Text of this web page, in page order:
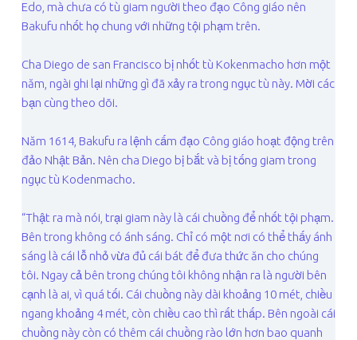
Edo, mà chưa có tù giam người theo đạo Công giáo nên
Bakufu nhốt họ chung với những tội phạm trên.
Cha Diego de san Francisco bị nhốt tù Kokenmacho hơn một
năm, ngài ghi lại những gì đã xảy ra trong ngục tù này. Mời các
bạn cùng theo dõi.
Năm 1614, Bakufu ra lệnh cấm đạo Công giáo hoạt động trên
đảo Nhật Bản. Nên cha Diego bị bắt và bị tống giam trong
ngục tù Kodenmacho.
“Thật ra mà nói, trại giam này là cái chuồng để nhốt tội phạm.
Bên trong không có ánh sáng. Chỉ có một nơi có thể thấy ánh
sáng là cái lỗ nhỏ vừa đủ cái bát để đưa thức ăn cho chúng
tôi. Ngay cả bên trong chúng tôi không nhận ra là người bên
cạnh là ai, vì quá tối. Cái chuồng này dài khoảng 10 mét, chiều
ngang khoảng 4 mét, còn chiều cao thì rất thấp. Bên ngoài cái
chuồng này còn có thêm cái chuồng rào lớn hơn bao quanh